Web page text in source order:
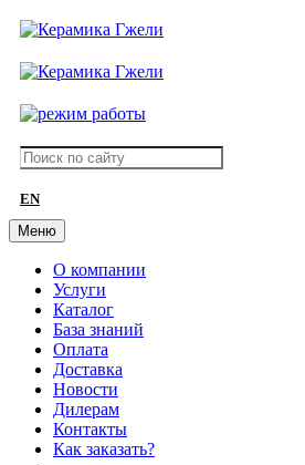
EN
Меню
О компании
Услуги
Каталог
База знаний
Оплата
Доставка
Новости
Дилерам
Контакты
Как заказать?